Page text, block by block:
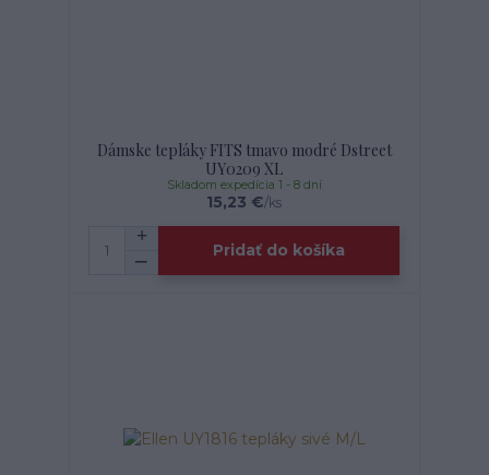
Dámske tepláky FITS tmavo modré Dstreet
UY0209 XL
15,23 €/ks
Skladom expedícia 1 - 8 dní
Pridať do košíka